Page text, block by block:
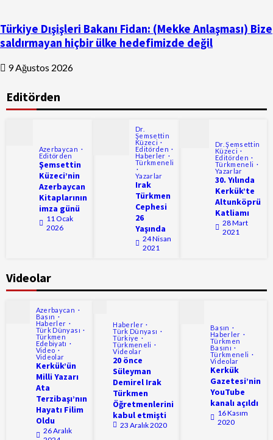
Türkiye Dışişleri Bakanı Fidan: (Mekke Anlaşması) Bize
saldırmayan hiçbir ülke hedefimizde değil
9 Ağustos 2026
Editörden
Azerbaycan
Editörden
Şemsettin
Küzeci’nin
Azerbaycan
Kitaplarının
imza günü
11 Ocak
2026
Dr.
Şemsettin
Küzeci
Editörden
Haberler
Türkmeneli
Yazarlar
Irak
Türkmen
Cephesi
26
Yaşında
24 Nisan
2021
Dr. Şemsettin
Küzeci
Editörden
Türkmeneli
Yazarlar
30. Yılında
Kerkük’te
Altunköprü
Katliamı
28 Mart
2021
Videolar
Azerbaycan
Basın
Haberler
Türk Dünyası
Türkmen
Edebiyatı
Video
Videolar
Kerkük’ün
Milli Yazarı
Ata
Terzibaşı’nın
Hayatı Filim
Oldu
26 Aralık
Haberler
Türk Dünyası
Türkiye
Türkmeneli
Videolar
20 önce
Süleyman
Demirel Irak
Türkmen
Öğretmenlerini
kabul etmişti
23 Aralık 2020
Basın
Haberler
Türkmen
Basını
Türkmeneli
Videolar
Kerkük
Gazetesi’nin
YouTube
kanalı açıldı
16 Kasım
2020